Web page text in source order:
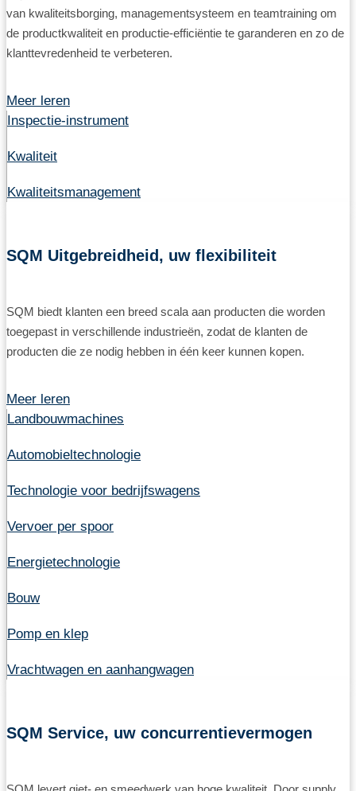
van kwaliteitsborging, managementsysteem en teamtraining om
de productkwaliteit en productie-efficiëntie te garanderen en zo de
klanttevredenheid te verbeteren.
Meer leren
Inspectie-instrument
Kwaliteit
Kwaliteitsmanagement
SQM Uitgebreidheid, uw flexibiliteit
SQM biedt klanten een breed scala aan producten die worden
toegepast in verschillende industrieën, zodat de klanten de
producten die ze nodig hebben in één keer kunnen kopen.
Meer leren
Landbouwmachines
Automobieltechnologie
Technologie voor bedrijfswagens
Vervoer per spoor
Energietechnologie
Bouw
Pomp en klep
Vrachtwagen en aanhangwagen
SQM Service, uw concurrentievermogen